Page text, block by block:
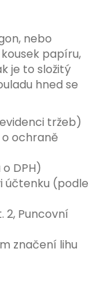
nebo
papíru,
je to složitý
hned se
tržeb)
o ochraně
DPH)
účtenku (podle
2, Puncovní
značení lihu